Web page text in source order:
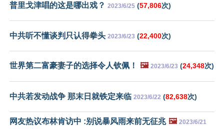
普里戈津唱的这是哪出戏？ 2023/6/25 (57,806次)
中共听不懂谈判只认得拳头 2023/6/23 (22,400次)
世界第二富豪妻子的选择令人钦佩！ 🖼️ 2023/6/23 (24,348次)
中共若发动战争 那末日就铁定来临 2023/6/22 (82,638次)
网友热议布林肯访中 :别说暴风雨来前无征兆 🖼️ 2023/6/21